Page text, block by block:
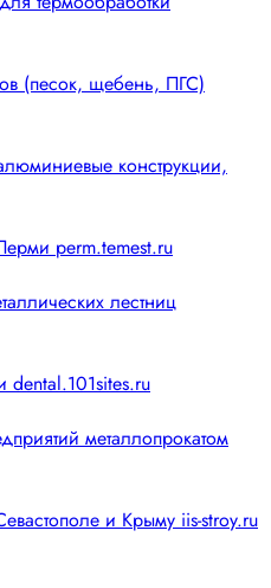
(песок, щебень, ПГС)
конструкции,
perm.temest.ru
лестниц
dental.101sites.ru
металлопрокатом
и Крыму iis-stroy.ru